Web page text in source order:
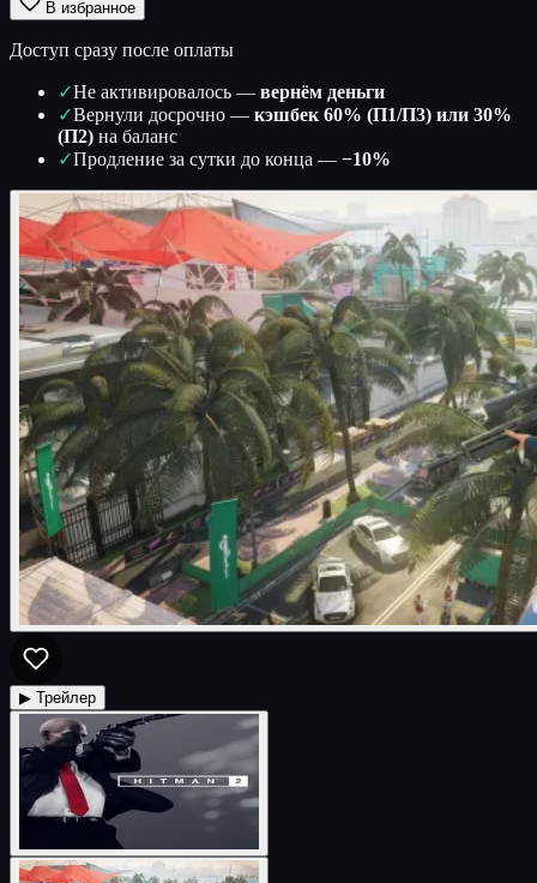
В избранное
Доступ сразу после оплаты
✓Не активировалось — вернём деньги
✓Вернули досрочно — кэшбек 60% (П1/П3) или 30%
(П2) на баланс
✓Продление за сутки до конца — −10%
▶ Трейлер